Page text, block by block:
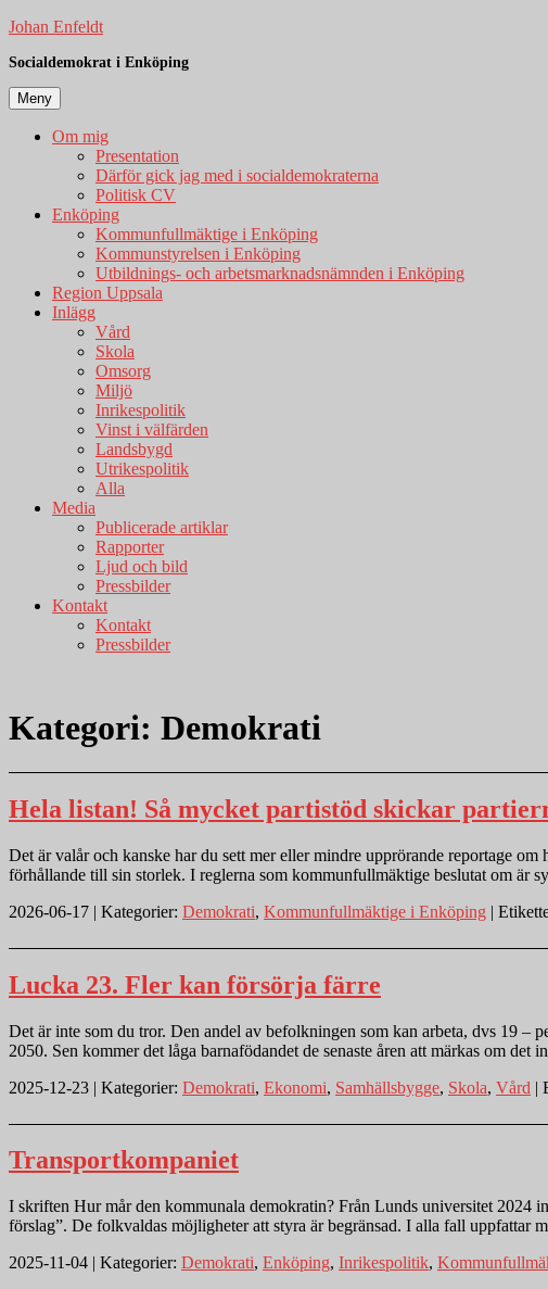
Hoppa
innehåll
Johan Enfeldt
Socialdemokrat i Enköping
Meny
Om mig
Presentation
Därför gick jag med i socialdemokraterna
Politisk CV
Enköping
Kommunfullmäktige i Enköping
Kommunstyrelsen i Enköping
Utbildnings- och arbetsmarknadsnämnden i Enköping
Region Uppsala
Inlägg
Vård
Skola
Omsorg
Miljö
Inrikespolitik
Vinst i välfärden
Landsbygd
Utrikespolitik
Alla
Media
Publicerade artiklar
Rapporter
Ljud och bild
Pressbilder
Kontakt
Kontakt
Pressbilder
Kategori: Demokrati
Hela listan! Så mycket partistöd skickar
Det är valår och kanske har du sett mer eller mindre upprörande reportage
förhållande till sin storlek. I reglerna som kommunfullmäktige beslutat om är
2026-06-17 | Kategorier: Demokrati, Kommunfullmäktige i Enköping |
Lucka 23. Fler kan försörja färre
Det är inte som du tror. Den andel av befolkningen som kan arbeta, dvs 19
2050. Sen kommer det låga barnafödandet de senaste åren att märkas om det
2025-12-23 | Kategorier: Demokrati, Ekonomi, Samhällsbygge, Skola, Vård |
Transportkompaniet
I skriften Hur mår den kommunala demokratin? Från Lunds universitet 2024
förslag”. De folkvaldas möjligheter att styra är begränsad. I alla fall
2025-11-04 | Kategorier: Demokrati, Enköping, Inrikespolitik,